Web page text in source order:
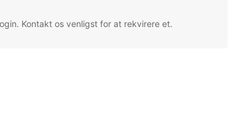
Kontakt os venligst for at rekvirere et.